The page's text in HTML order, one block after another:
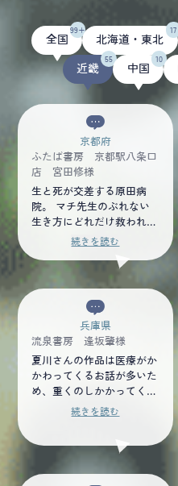
全国
99+
北海道・東北
17
近畿
55
中国
10
京都府
ふたば書房 京都駅八条口
店 宮田修様
生と死が交差する原田病
院。 マチ先生のぶれない
生き方にどれだけ救われる
だろう。 それは、哲学に
ながらもその中で最善を尽
る。 命を繋ぐ、命を看取
る、あらためて大変な職業
だと実感しました。 これ
は、本当に身近な話の物
語。 小説を楽しんだあと
は、自分のことのように考
えてみてほしい。
続きを読む
兵庫県
流泉書房 逢坂肇様
夏川さんの作品は医療がか
かわってくるお話が多いた
め、重くのしかかってくる
こともあるが、全体的に包
時折現れる笑いがアクセン
続きを読む